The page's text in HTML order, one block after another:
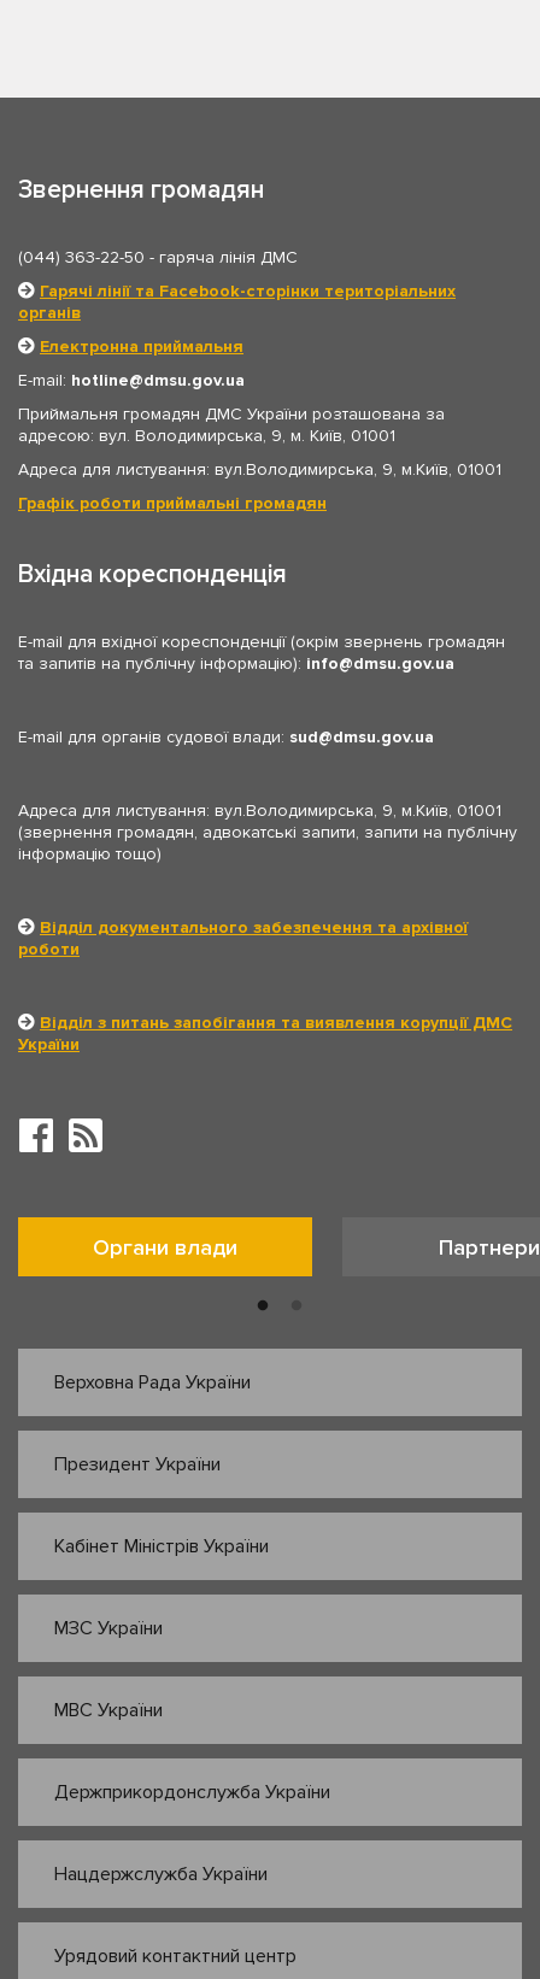
Звернення громадян
(044) 363-22-50 - гаряча лінія ДМС
Гарячі лінії та Facebook-сторінки територіальних
органів
Електронна приймальня
E-mail: hotline
dmsu.gov.ua
Приймальня громадян ДМС України розташована за
адресою: вул. Володимирська, 9, м. Київ, 01001
Адреса для листування: вул.Володимирська, 9, м.Київ, 01001
Графік роботи приймальні громадян
Вхідна кореспонденція
E-mail для вхідної кореспонденції (окрім звернень громадян
та запитів на публічну інформацію): info dmsu.gov.ua
E-mail для органів судової влади: sud dmsu.gov.ua
Адреса для листування: вул.Володимирська, 9, м.Київ, 01001
(звернення громадян, адвокатські запити, запити на публічну
інформацію тощо)
Відділ документального забезпечення та архівної
роботи
Відділ з питань запобігання та виявлення корупції ДМС
України
Органи влади Партнери
Верховна Рада України
Президент України
Кабінет Міністрів України
МЗС України
МВС України
Держприкордонслужба України
Нацдержслужба України
Урядовий контактний центр